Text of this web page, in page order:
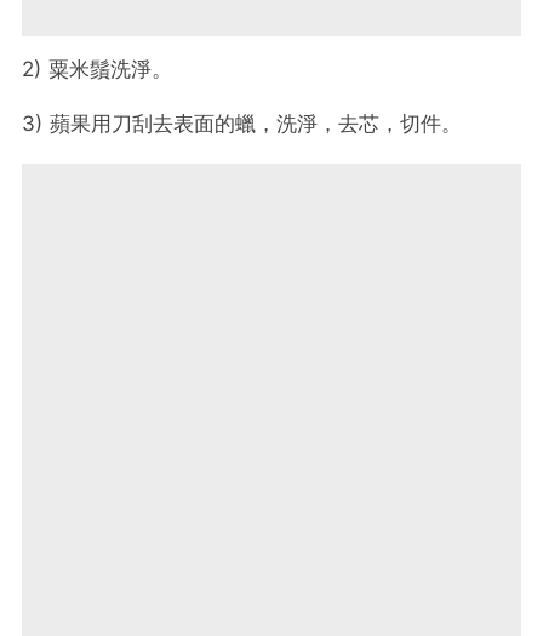
2) 粟米鬚洗淨。
3) 蘋果用刀刮去表面的蠟，洗淨，去芯，切件。